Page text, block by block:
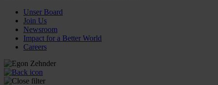
Unser Board
Join Us
Newsroom
Impact for a Better World
Careers